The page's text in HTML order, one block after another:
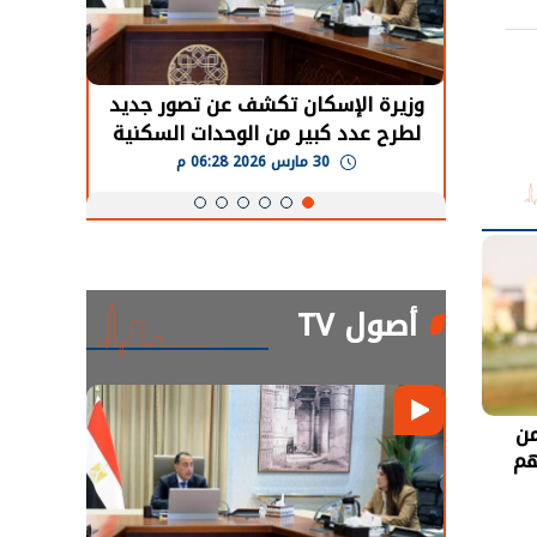
وزيرة الإسكان تكشف عن تصور جديد
لطرح عدد كبير من الوحدات السكنية
بنظام الإيجار
أصول TV